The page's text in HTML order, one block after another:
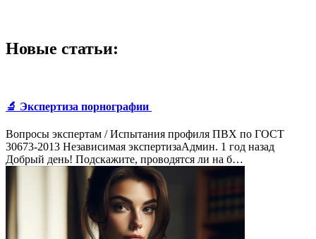
Новые статьи:
🔬 Экспертиза порнографии
Вопросы экспертам / Испытания профиля ПВХ по ГОСТ
30673-2013 Независимая экспертизаАдмин. 1 год назад
Добрый день! Подскажите, проводятся ли на б…